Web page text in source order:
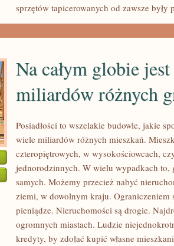
sprzętów tapicerowanych od zawsze były
Na całym globie
miliardów różnych
Posiadłości to wszelakie budowle, jakie
wiele miliardów różnych mieszkań.
czteropiętrowych, w wysokościowcach,
jednorodzinnych. W wielu wypadkach to,
samych. Możemy przecież nabyć
ziemi, w dowolnym kraju. Ograniczeniem
pieniądze. Nieruchomości są drogie.
ogromnych miastach. Ludzie
kredyty, by zdołać kupić własne